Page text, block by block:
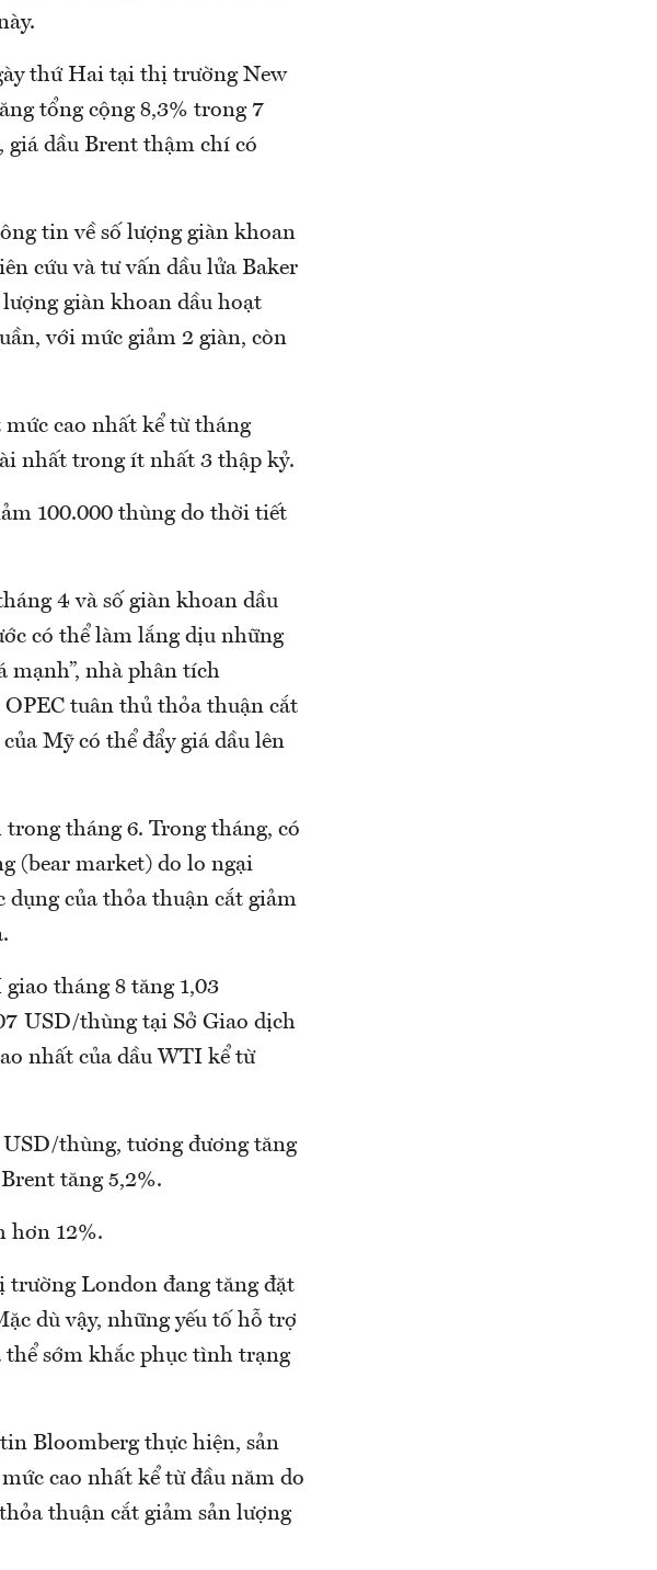
thứ Hai tại thị trường New
tổng cộng 8,3% trong 7
dầu Brent thậm chí có
tin về số lượng giàn khoan
cứu và tư vấn dầu lửa Baker
giàn khoan dầu hoạt
với mức giảm 2 giàn, còn
cao nhất kể từ tháng
nhất trong ít nhất 3 thập kỷ.
100.000 thùng do thời tiết
4 và số giàn khoan dầu
có thể làm lắng dịu những
mạnh”, nhà phân tích
tuân thủ thỏa thuận cắt
Mỹ có thể đẩy giá dầu lên
tháng 6. Trong tháng, có
(bear market) do lo ngại
dụng của thỏa thuận cắt giảm
tháng 8 tăng 1,03
USD/thùng tại Sở Giao dịch
nhất của dầu WTI kể từ
thùng, tương đương tăng
tăng 5,2%.
hơn 12%.
trường London đang tăng đặt
dù vậy, những yếu tố hỗ trợ
sớm khắc phục tình trạng
Bloomberg thực hiện, sản
cao nhất kể từ đầu năm do
thuận cắt giảm sản lượng